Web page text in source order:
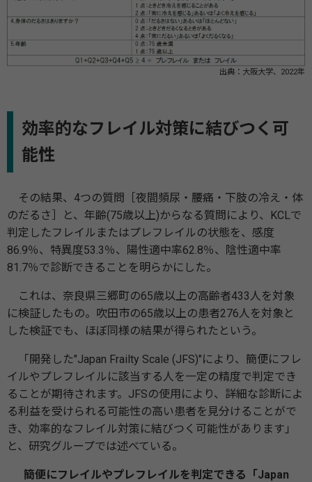
出典：大阪大学、2022年
効率的なフレイル対策に結びつく可
能性
その結果、4つの質問［夜間頻尿・腰痛・下肢の冷え・体
のだるさ］と、年齢(75歳以上)からなる質問により、KCLで
判定したフレイルまたはプレフレイルの状態を、感度
86.9％、特異度53.3％、陽性適中率62.8％、陰性適中率
81.7％で診断できることを明らかにした。
これは、奈良県三郷町の65歳以上の高齢者433人を対象
に検証したもの。吹田市の65歳以上の患者276人を対象と
した検証でも、ほぼ同様の結果が得られたという。
「開発した"Japan Frailty Scale (JFS)"により、簡便にフレ
イルやプレフレイルに該当する人を一定の精度で判定でき
ることが期待されます。JFSの使用により、詳細な診断によ
る利益を受けられる可能性の高い患者を見分けることがで
き、効率的なフレイル対策に結びつく可能性があります」
と、研究グループでは述べている。
簡便にフレイルやプレフレイルを判定できる「Japan